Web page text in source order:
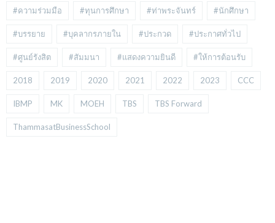
#ความร่วมมือ #ทุนการศึกษา #ท่าพระจันทร์ #นักศึกษา
#บรรยาย #บุคลากรภายใน #ประกวด #ประกาศทั่วไป
#ศูนย์รังสิต #สัมมนา #แสดงความยินดี #ให้การต้อนรับ
2018 2019 2020 2021 2022 2023 CCC
IBMP MK MOEH TBS TBS Forward
ThammasatBusinessSchool